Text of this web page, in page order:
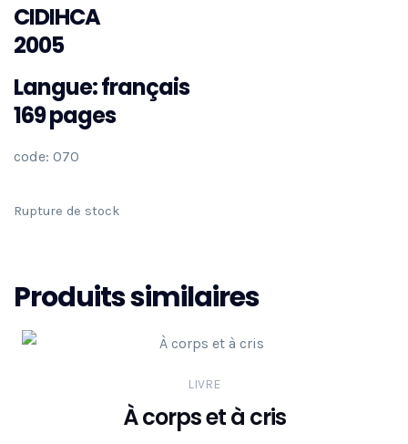
CIDIHCA
2005
Langue: français
169 pages
code: 070
Rupture de stock
Produits similaires
LIVRE
À corps et à cris